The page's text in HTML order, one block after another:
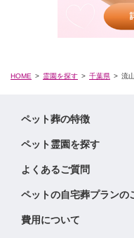
HOME 霊園を探す 千葉県 流
ペット葬の特徴
ペット霊園を探す
よくあるご質問
ペットの自宅葬プランの
費用について